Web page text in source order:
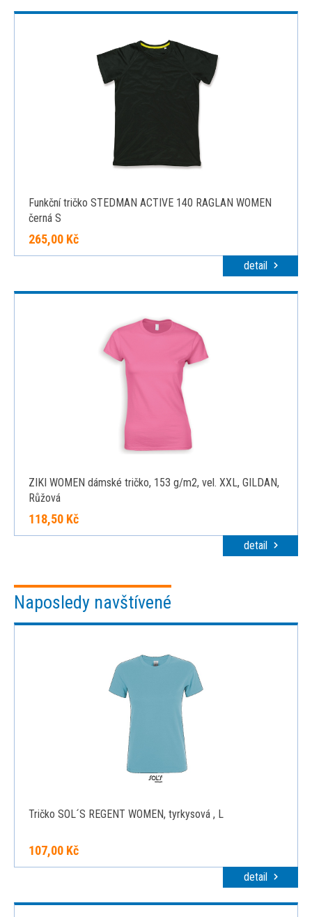
Funkční tričko STEDMAN ACTIVE 140 RAGLAN WOMEN
černá S
265,00 Kč
detail
ZIKI WOMEN dámské tričko, 153 g/m2, vel. XXL, GILDAN,
Růžová
118,50 Kč
detail
Naposledy navštívené
Tričko SOL´S REGENT WOMEN, tyrkysová , L
107,00 Kč
detail